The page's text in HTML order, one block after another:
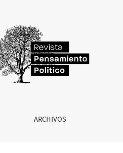
ARCHIVOS